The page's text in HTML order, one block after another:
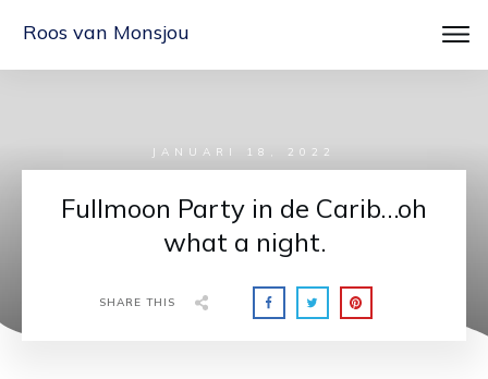
Roos van Monsjou
JANUARI 18, 2022
Fullmoon Party in de Carib…oh
what a night.
SHARE THIS